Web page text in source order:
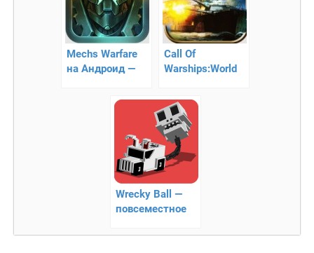
Mechs Warfare
на Андроид —
Call Of
Warships:World
сражения!
Wrecky Ball —
повсеместное